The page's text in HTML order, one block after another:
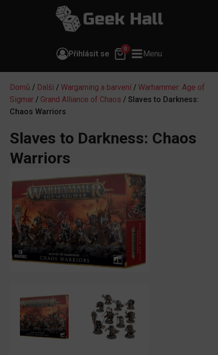
Přihlásit se
0
Menu
Domů / Další / Wargaming a barvení / Warhammer: Age of
Sigmar / Grand Alliance of Chaos / Slaves to Darkness:
Chaos Warriors
Slaves to Darkness: Chaos
Warriors